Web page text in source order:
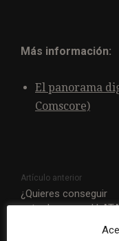
Más información:
El panorama
Comscore)
Artículo anterior
¿Quieres conseguir
entradas para el